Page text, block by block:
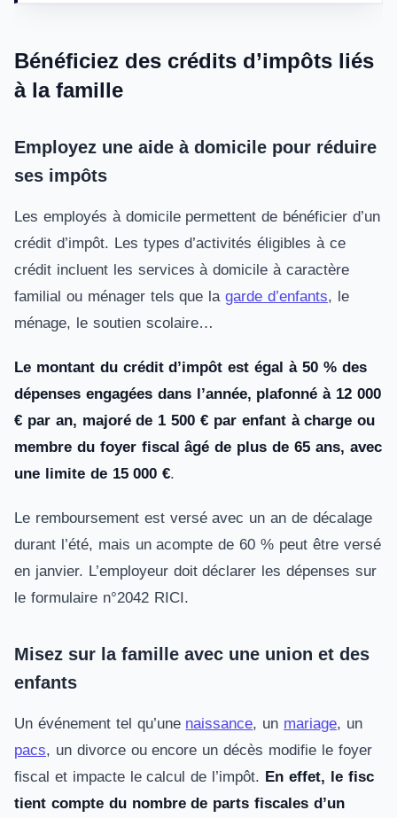
Bénéficiez des crédits d’impôts liés
à la famille
Employez une aide à domicile pour réduire
ses impôts
Les employés à domicile permettent de bénéficier d’un
crédit d’impôt. Les types d’activités éligibles à ce
crédit incluent les services à domicile à caractère
familial ou ménager tels que lagarde d’enfants, le
ménage, le soutien scolaire…
Le montant du crédit d’impôt est égal à 50 % des
dépenses engagées dans l’année, plafonné à 12 000
€ par an, majoré de 1 500 € par enfant à charge ou
membre du foyer fiscal âgé de plus de 65 ans, avec
une limite de 15 000 €.
Le remboursement est versé avec un an de décalage
durant l’été, mais un acompte de 60 % peut être versé
en janvier. L’employeur doit déclarer les dépenses sur
le formulaire n°2042 RICI.
Misez sur la famille avec une union et des
enfants
Un événement tel qu’une naissance, un mariage, un
pacs, un divorce ou encore un décès modifie le foyer
fiscal et impacte le calcul de l’impôt. En effet, le fisc
tient compte du nombre de parts fiscales d’un